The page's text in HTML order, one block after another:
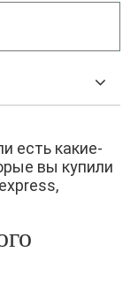
есть какие-
вы купили